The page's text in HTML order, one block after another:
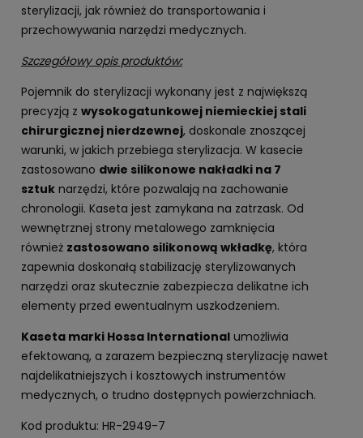
sterylizacji, jak również do transportowania i
przechowywania narzędzi medycznych.
Szczegółowy opis produktów:
Pojemnik do sterylizacji wykonany jest z największą
precyzją z wysokogatunkowej niemieckiej stali
chirurgicznej nierdzewnej, doskonale znoszącej
warunki, w jakich przebiega sterylizacja. W kasecie
zastosowano dwie silikonowe nakładki na 7
sztuk narzędzi, które pozwalają na zachowanie
chronologii. Kaseta jest zamykana na zatrzask. Od
wewnętrznej strony metalowego zamknięcia
również zastosowano silikonową wkładkę, która
zapewnia doskonałą stabilizację sterylizowanych
narzędzi oraz skutecznie zabezpiecza delikatne ich
elementy przed ewentualnym uszkodzeniem.
Kaseta marki Hossa International umożliwia
efektowaną, a zarazem bezpieczną sterylizację nawet
najdelikatniejszych i kosztowych instrumentów
medycznych, o trudno dostępnych powierzchniach.
Kod produktu: HR-2949-7